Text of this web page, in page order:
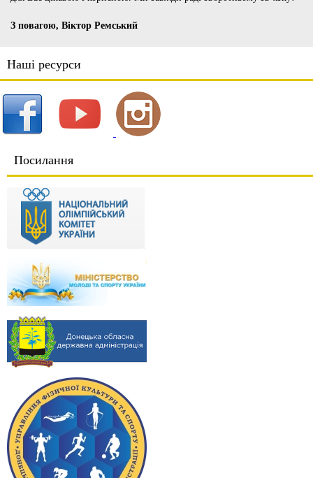
З повагою, Віктор Ремський
Наші ресурси
Посилання